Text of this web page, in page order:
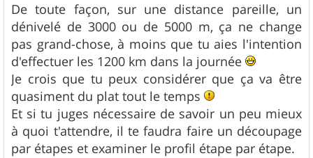
s
s
a
g
e
De toute façon, sur une distance pareille, un
dénivelé de 3000 ou de 5000 m, ça ne change
pas grand-chose, à moins que tu aies l'intention
d'effectuer les 1200 km dans la journée
Je crois que tu peux considérer que ça va être
quasiment du plat tout le temps
Et si tu juges nécessaire de savoir un peu mieux
à quoi t'attendre, il te faudra faire un découpage
par étapes et examiner le profil étape par étape.